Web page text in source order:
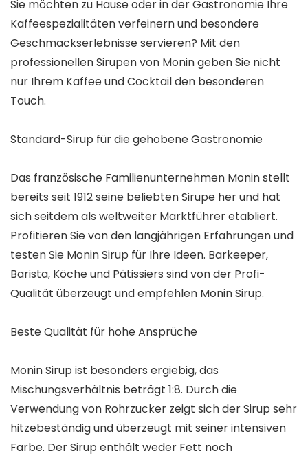
Sie möchten zu Hause oder in der Gastronomie Ihre
Kaffeespezialitäten verfeinern und besondere
Geschmackserlebnisse servieren? Mit den
professionellen Sirupen von Monin geben Sie nicht
nur Ihrem Kaffee und Cocktail den besonderen
Touch.
Standard-Sirup für die gehobene Gastronomie
Das französische Familienunternehmen Monin stellt
bereits seit 1912 seine beliebten Sirupe her und hat
sich seitdem als weltweiter Marktführer etabliert.
Profitieren Sie von den langjährigen Erfahrungen und
testen Sie Monin Sirup für Ihre Ideen. Barkeeper,
Barista, Köche und Pâtissiers sind von der Profi-
Qualität überzeugt und empfehlen Monin Sirup.
Beste Qualität für hohe Ansprüche
Monin Sirup ist besonders ergiebig, das
Mischungsverhältnis beträgt 1:8. Durch die
Verwendung von Rohrzucker zeigt sich der Sirup sehr
hitzebeständig und überzeugt mit seiner intensiven
Farbe. Der Sirup enthält weder Fett noch